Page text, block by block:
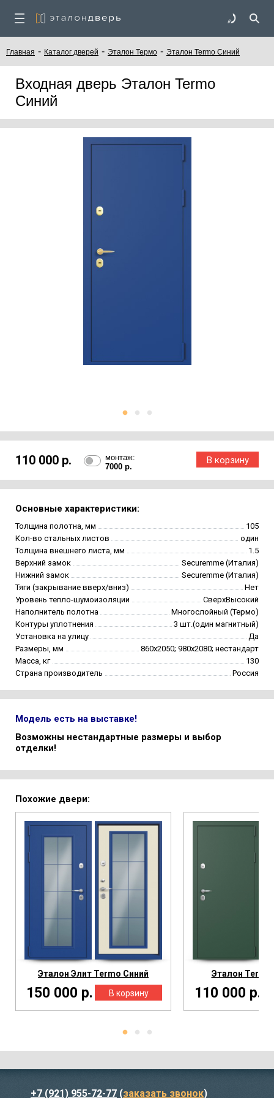
Главная - Каталог дверей - Эталон Термо - Эталон Termo Синий
Входная дверь Эталон Termo
Синий
110 000 р.
монтаж:
7000 р.
Основные характеристики:
Толщина полотна, мм
105
Кол-во стальных листов
один
Толщина внешнего листа, мм
1.5
Верхний замок
Securemme (Италия)
Нижний замок
Securemme (Италия)
Тяги (закрывание вверх/вниз)
Нет
Уровень тепло-шумоизоляции
СверхВысокий
Наполнитель полотна
Многослойный (Термо)
Контуры уплотнения
3 шт.(один магнитный)
Установка на улицу
Да
Размеры, мм
860х2050; 980х2080; нестандарт
Масса, кг
130
Страна производитель
Россия
Модель есть на выставке!
Возможны нестандартные размеры и выбор
отделки!
Похожие двери:
Эталон Элит Termo Синий
150 000 р.
Эталон
110 000 р.
+7 (921) 955-72-77 (заказать звонок)